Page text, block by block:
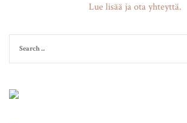
Lue lisää ja ota yhteyttä.